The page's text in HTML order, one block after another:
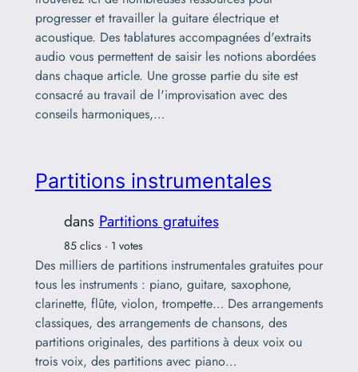
progresser et travailler la guitare électrique et
acoustique. Des tablatures accompagnées d'extraits
audio vous permettent de saisir les notions abordées
dans chaque article. Une grosse partie du site est
consacré au travail de l'improvisation avec des
conseils harmoniques,…
Partitions instrumentales
dans Partitions gratuites
85 clics · 1 votes
Des milliers de partitions instrumentales gratuites pour
tous les instruments : piano, guitare, saxophone,
clarinette, flûte, violon, trompette… Des arrangements
classiques, des arrangements de chansons, des
partitions originales, des partitions à deux voix ou
trois voix, des partitions avec piano…